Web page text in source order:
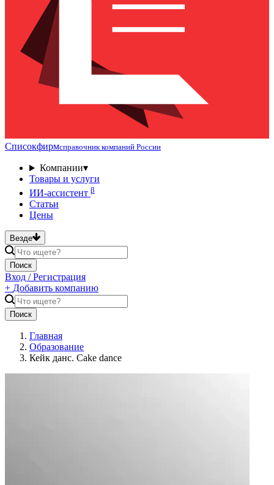
Списокфирмсправочник компаний России
Компании▾
Товары и услуги
ИИ-ассистент β
Статьи
Цены
Везде
Поиск
Вход / Регистрация
+ Добавить компанию
Поиск
Главная
Образование
Кейк данс. Cake dance